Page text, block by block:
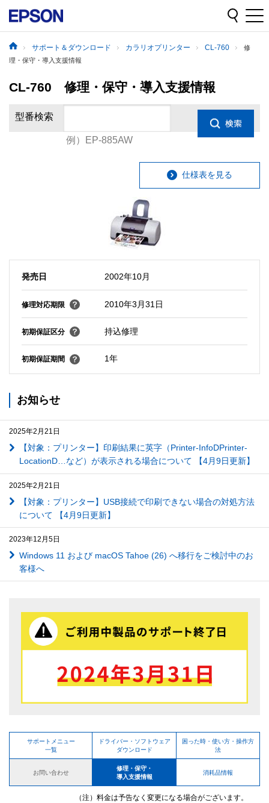
サポート＆ダウンロード カラリオプリンター CL-760
修
理・保守・導入支援情報
CL-760 修理・保守・導入支援情報
型番検索
例）EP-885AW
仕様表を見る
発売日 2002年10月
修理対応期限 2010年3月31日
初期保証区分 持込修理
初期保証期間 1年
お知らせ
2025年2月21日
【対象：プリンター】印刷結果に英字（Printer-InfoDPrinter-
LocationD…など）が表示される場合について 【4月9日更新】
2025年2月21日
【対象：プリンター】USB接続で印刷できない場合の対処方法
について 【4月9日更新】
2023年12月5日
Windows 11 および macOS Tahoe (26) へ移行をご検討中のお
客様へ
サポートメニュー
一覧
ドライバー・ソフトウェア
ダウンロード
困った時・使い方・操作方
法
お問い合わせ
修理・保守・
導入支援情報
消耗品情報
（注）料金は予告なく変更になる場合がございます。